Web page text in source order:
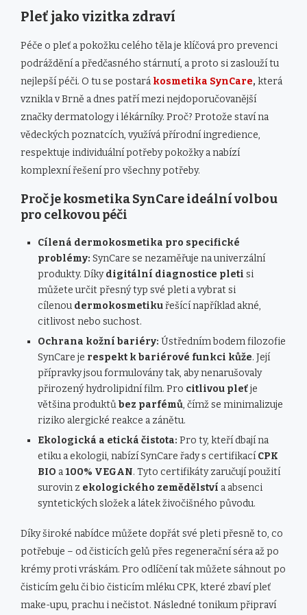
Pleť jako vizitka zdraví
Péče o pleť a pokožku celého těla je klíčová pro prevenci
podráždění a předčasného stárnutí, a proto si zaslouží tu
nejlepší péči. O tu se postará kosmetika SynCare, která
vznikla v Brně a dnes patří mezi nejdoporučovanější
značky dermatology i lékárníky. Proč? Protože staví na
vědeckých poznatcích, využívá přírodní ingredience,
respektuje individuální potřeby pokožky a nabízí
komplexní řešení pro všechny potřeby.
Proč je kosmetika SynCare ideální volbou
pro celkovou péči
Cílená dermokosmetika pro specifické
problémy: SynCare se nezaměřuje na univerzální
produkty. Díkydigitální diagnostice pleti si
můžete určit přesný typ své pleti a vybrat si
cílenou dermokosmetikuřešící například akné,
citlivost nebo suchost.
Ochrana kožní bariéry: Ústředním bodem filozofie
SynCare je respekt k bariérové funkci kůže. Její
přípravky jsou formulovány tak, aby nenarušovaly
přirozený hydrolipidní film. Pro citlivou pleťje
většina produktůbez parfémů, čímž se minimalizuje
riziko alergické reakce a zánětu.
Ekologická a etická čistota: Pro ty, kteří dbají na
etiku a ekologii, nabízí SynCare řady s certifikací CPK
BIO a100% VEGAN. Tyto certifikáty zaručují použití
surovin z ekologického zemědělství a absenci
syntetických složek a látek živočišného původu.
Díky široké nabídce můžete dopřát své pleti přesně to, co
potřebuje – od čisticích gelů přes regenerační séra až po
krémy proti vráskám. Pro odlíčení tak můžete sáhnout po
čisticím gelu či bio čisticím mléku CPK, které zbaví pleť
make-upu, prachu i nečistot. Následné tonikum připraví